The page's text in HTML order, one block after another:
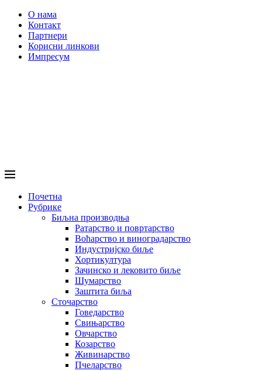
О нама
Контакт
Партнери
Корисни линкови
Импресум
Почетна
Рубрике
Биљна производња
Ратарство и повртарство
Воћарство и виноградарство
Индустријско биље
Хортикултура
Зачинско и лековито биље
Шумарство
Заштита биља
Сточарство
Говедарство
Свињарство
Овчарство
Козарство
Живинарство
Пчеларство